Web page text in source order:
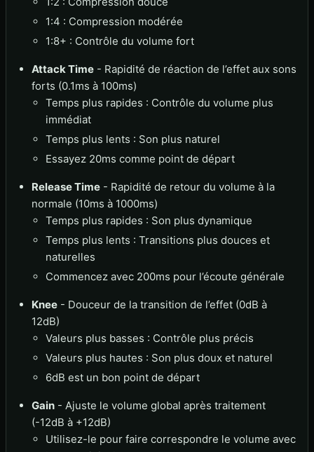
1:4 : Compression modérée
1:8+ : Contrôle du volume fort
Attack Time - Rapidité de réaction de l’effet aux sons
forts (0.1ms à 100ms)
Temps plus rapides : Contrôle du volume plus
immédiat
Temps plus lents : Son plus naturel
Essayez 20ms comme point de départ
Release Time - Rapidité de retour du volume à la
normale (10ms à 1000ms)
Temps plus rapides : Son plus dynamique
Temps plus lents : Transitions plus douces et
naturelles
Commencez avec 200ms pour l’écoute générale
Knee - Douceur de la transition de l’effet (0dB à
12dB)
Valeurs plus basses : Contrôle plus précis
Valeurs plus hautes : Son plus doux et naturel
6dB est un bon point de départ
Gain - Ajuste le volume global après traitement
(-12dB à +12dB)
Utilisez-le pour faire correspondre le volume avec